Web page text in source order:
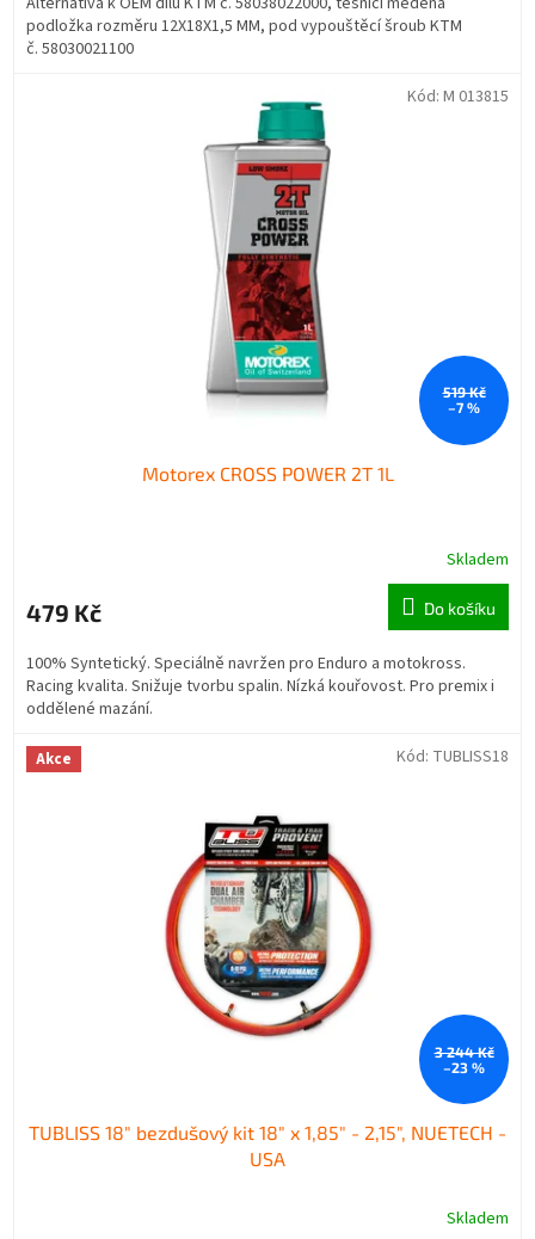
podložka rozměru 12X18X1,5 MM, pod vypouštěcí šroub KTM
č. 58030021100
519 Kč
–7 %
Motorex CROSS POWER 2T 1L
Skladem
479 Kč Do košíku
100% Syntetický. Speciálně navržen pro Enduro a motokross.
Racing kvalita. Snižuje tvorbu spalin. Nízká kouřovost. Pro premix i
oddělené mazání.
Kód: M 013815
Akce
3 244 Kč
–23 %
TUBLISS 18" bezdušový kit 18" x 1,85" - 2,15", NUETECH -
USA
Skladem
Kód: TUBLISS18